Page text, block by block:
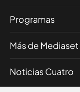
Programas
Más de Mediaset
Noticias Cuatro